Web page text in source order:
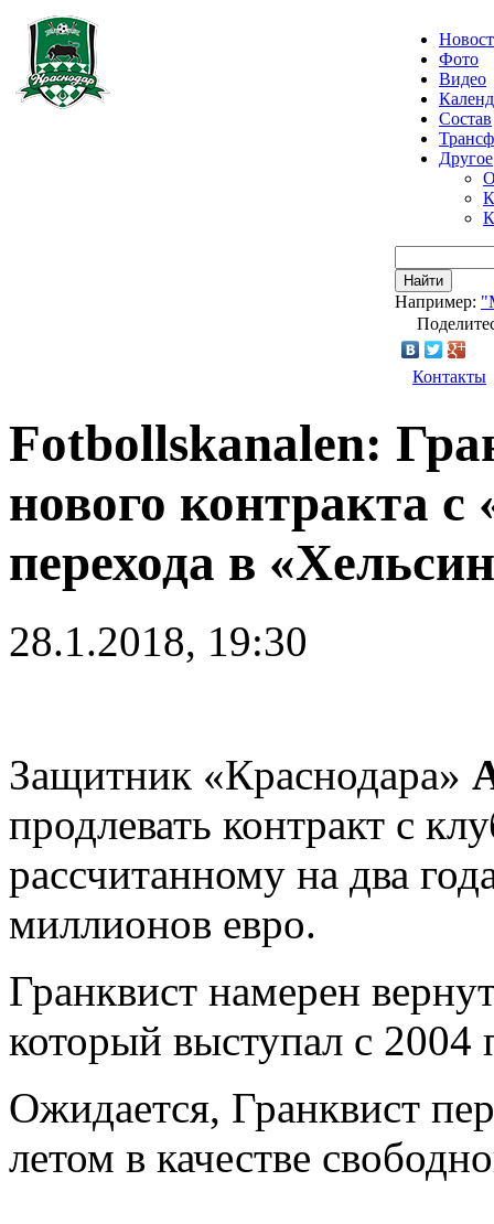
Фото
Видео
Состав
Другое
Найти
Например:
Контакты
Fotbollskanalen:
нового контракта
перехода в
28.1.2018, 19:30
Защитник «Краснодара»
продлевать контракт с
рассчитанному на два
миллионов евро.
Гранквист намерен
который выступал с 2004
Ожидается, Гранквист
летом в качестве